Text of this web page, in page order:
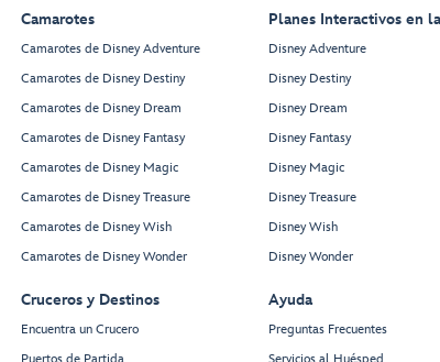
Restroom
Preludes
Preludes
Camarotes
Camarotes de Disney Adventure
Camarotes de Disney Destiny
Camarotes de Disney Dream
Camarotes de Disney Fantasy
Camarotes de Disney Magic
Camarotes de Disney Treasure
Camarotes de Disney Wish
Camarotes de Disney Wonder
Cruceros y Destinos
Encuentra un Crucero
Planes Interactivos en
Disney Adventure
Disney Destiny
Disney Dream
Disney Fantasy
Disney Magic
Disney Treasure
Disney Wish
Disney Wonder
Ayuda
Preguntas Frecuentes